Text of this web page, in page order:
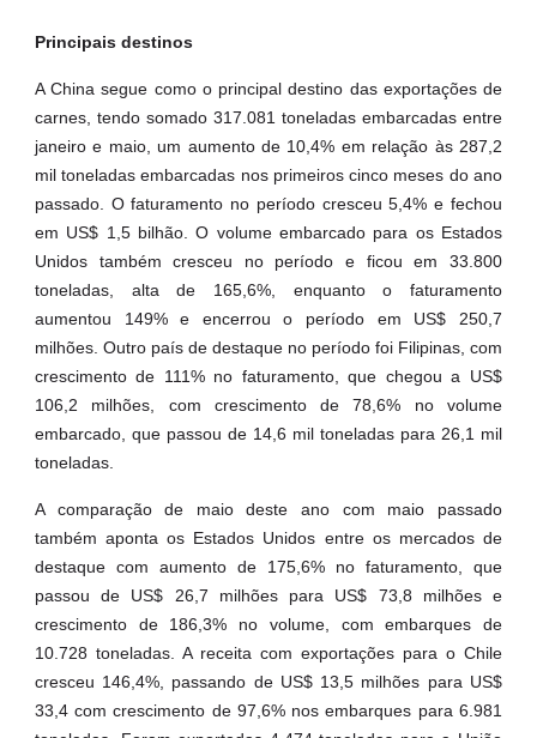
Principais destinos
A China segue como o principal destino das exportações de
carnes, tendo somado 317.081 toneladas embarcadas entre
janeiro e maio, um aumento de 10,4% em relação às 287,2
mil toneladas embarcadas nos primeiros cinco meses do ano
passado. O faturamento no período cresceu 5,4% e fechou
em US$ 1,5 bilhão. O volume embarcado para os Estados
Unidos também cresceu no período e ficou em 33.800
toneladas, alta de 165,6%, enquanto o faturamento
aumentou 149% e encerrou o período em US$ 250,7
milhões. Outro país de destaque no período foi Filipinas, com
crescimento de 111% no faturamento, que chegou a US$
106,2 milhões, com crescimento de 78,6% no volume
embarcado, que passou de 14,6 mil toneladas para 26,1 mil
toneladas.
A comparação de maio deste ano com maio passado
também aponta os Estados Unidos entre os mercados de
destaque com aumento de 175,6% no faturamento, que
passou de US$ 26,7 milhões para US$ 73,8 milhões e
crescimento de 186,3% no volume, com embarques de
10.728 toneladas. A receita com exportações para o Chile
cresceu 146,4%, passando de US$ 13,5 milhões para US$
33,4 com crescimento de 97,6% nos embarques para 6.981